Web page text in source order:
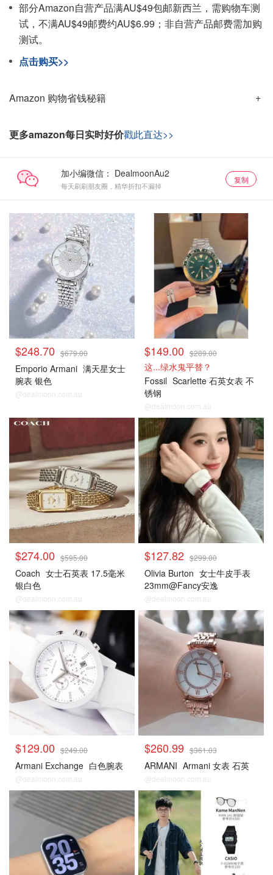
部分Amazon自营产品满AU$49包邮新西兰，需购物车测
试，不满AU$49邮费约AU$6.99；非自营产品邮费需加购
测试。
点击购买>>
Amazon 购物省钱秘籍
更多amazon每日实时好价戳此直达>>
加小编微信：
每天刷刷朋友圈，精华折扣不漏掉
复制
$248.70 $679.00
Emporio Armani 满天星女士
腕表 银色
@dealmoon.com.au
$149.00 $289.00
这...绿水鬼平替？
Fossil Scarlette 石英女表 不
锈钢
@dealmoon.com.au
$274.00 $595.00
Coach 女士石英表 17.5毫米
银白色
@dealmoon.com.au
$127.82 $299.00
Olivia Burton 女士牛皮手表
23mm@Fancy安逸
@dealmoon.com.au
$129.00 $249.00
Armani Exchange 白色腕表
@dealmoon.com.au
$260.99 $361.03
ARMANI Armani 女表 石英
@dealmoon.com.au